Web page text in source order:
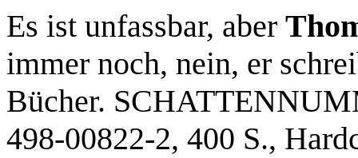
Es ist unfassbar, aber
immer noch, nein, er
Bücher.
498-00822-2, 400 S.,